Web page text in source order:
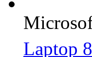
Laptop